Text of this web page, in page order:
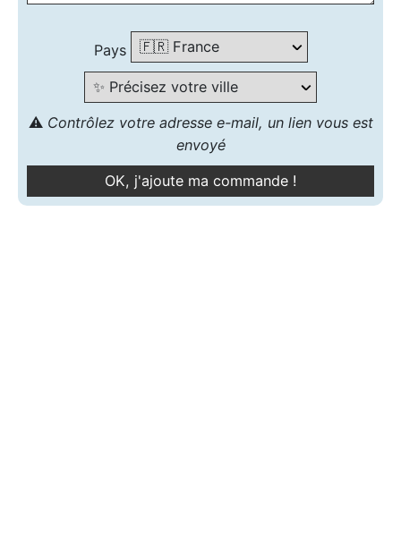
Pays
⚠️ Contrôlez votre adresse e-mail, un lien vous est
envoyé